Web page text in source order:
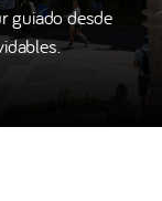
guiado desde